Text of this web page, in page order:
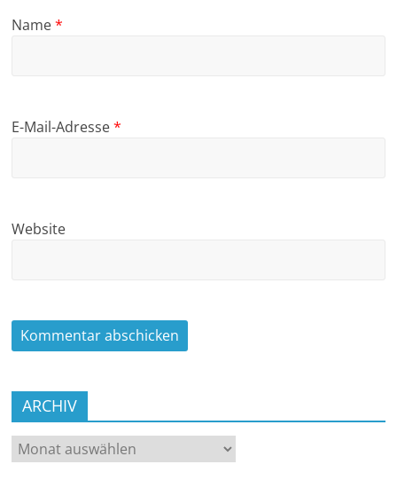
Name*
E-Mail-Adresse*
Website
ARCHIV
ARCHIV